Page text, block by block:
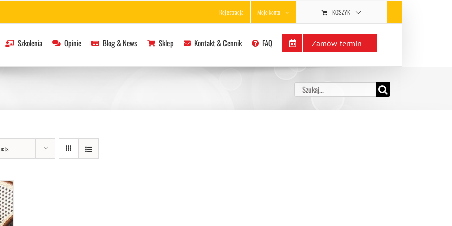
Rejestracja Moje konto KOSZYK
Szkolenia Opinie Blog & News Sklep Kontakt & Cennik FAQ Zamów termin
Szukaj